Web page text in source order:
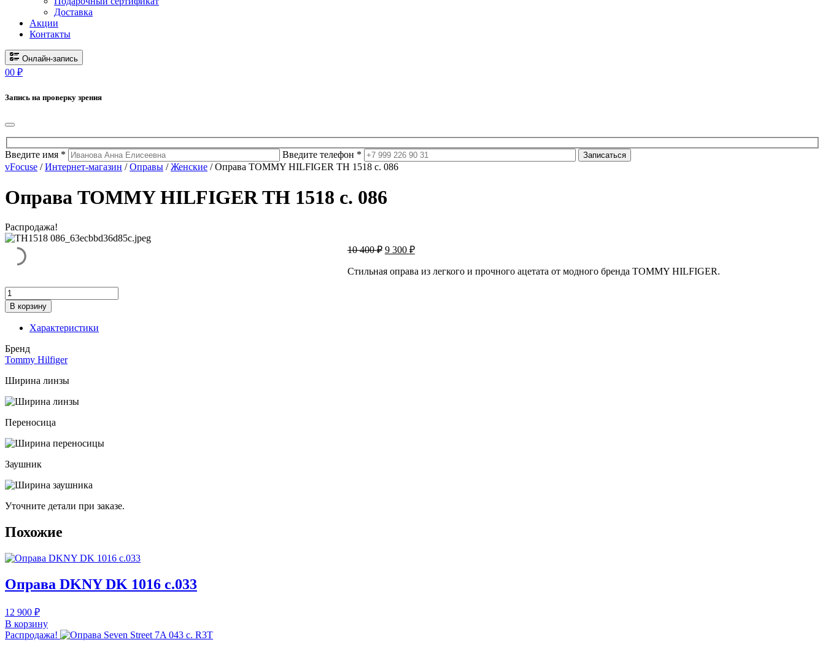
Доставка
Акции
Контакты
Онлайн-запись
00 ₽
Запись на проверку зрения
Введите имя * Введите телефон * Записаться
vFocuse /Интернет-магазин /Оправы /Женские / Оправа TOMMY HILFIGER TH 1518 c. 086
Оправа TOMMY HILFIGER TH 1518 c. 086
Распродажа!
10 400₽ Первоначальная
составляла
9 300 ₽Текущая
9
Стильная оправа из легкого и прочного ацетата от модного бренда TOMMY HILFIGER.
Количество
товара
Оправа
TOMMY
HILFIGER
TH
1518
086
В корзину
Характеристики
Бренд
Tommy Hilfiger
Ширина линзы
Переносица
Заушник
Уточните детали при заказе.
Похожие
Оправа DKNY DK 1016 c.033
12 900 ₽
В корзину
Распродажа!